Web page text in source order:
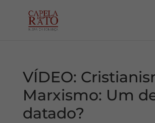
VÍDEO:
Marxismo: Um
datado?